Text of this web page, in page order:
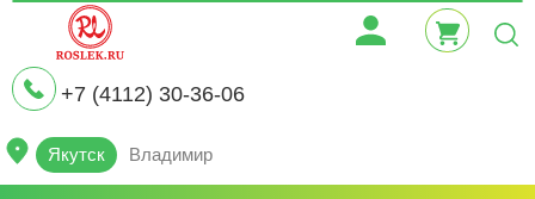
+7 (4112) 30-36-06
Якутск Владимир